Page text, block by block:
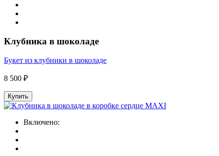
Клубника в шоколаде
Букет из клубники в шоколаде
8 500 ₽
Купить
Включено: